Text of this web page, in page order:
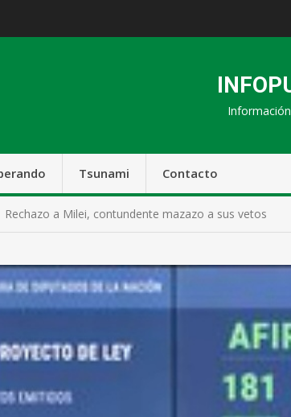
Tsunami Contacto
Rechazo a Milei, contundente mazazo a sus vetos